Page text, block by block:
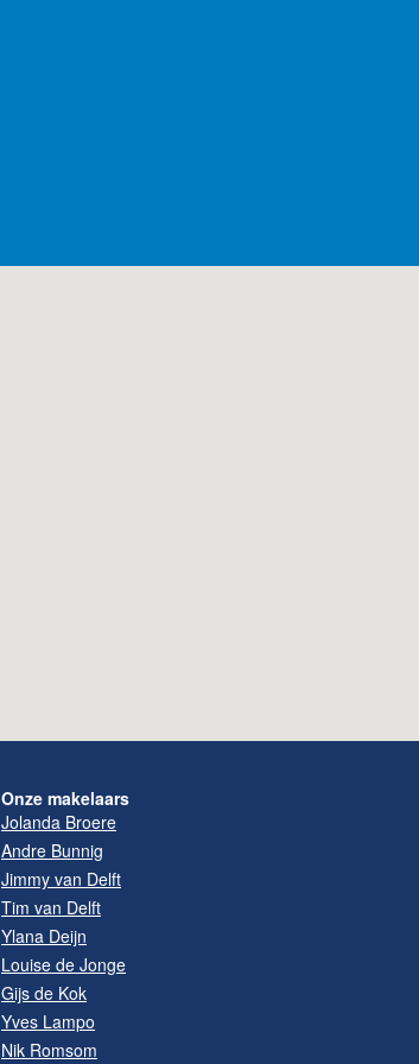
Onze makelaars
Jolanda Broere
Andre Bunnig
Jimmy van Delft
Tim van Delft
Ylana Deijn
Louise de Jonge
Gijs de Kok
Yves Lampo
Nik Romsom